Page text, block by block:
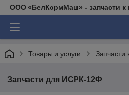
ООО «БелКормМаш» - запчасти к
Товары и услуги Запчасти
Запчасти для ИСРК-12Ф